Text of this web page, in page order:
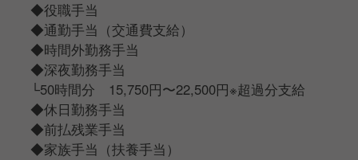
◆役職手当
◆通勤手当（交通費支給）
◆時間外勤務手当
◆深夜勤務手当
└50時間分 15,750円〜22,500円※超過分支給
◆休日勤務手当
◆前払残業手当
◆家族手当（扶養手当）